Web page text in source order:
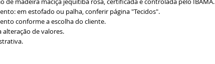
em estofado ou palha, conferir página "Tecidos".
conforme a escolha do cliente.
alteração de valores.